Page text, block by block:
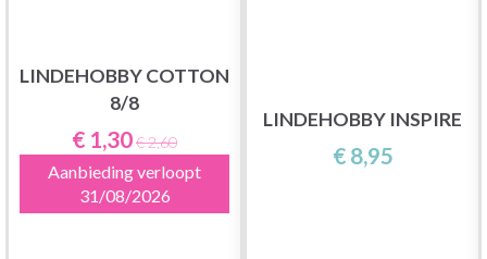
LINDEHOBBY COTTON
8/8
€ 1,30€ 2,60
Aanbieding verloopt
31/08/2026
LINDEHOBBY INSPIRE
€ 8,95